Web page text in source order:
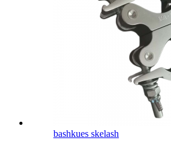
bashkues skelash